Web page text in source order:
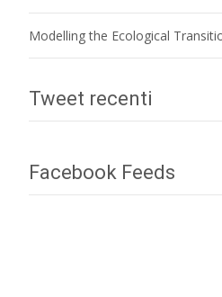
Modelling the Ecological
Tweet recenti
Facebook Feeds